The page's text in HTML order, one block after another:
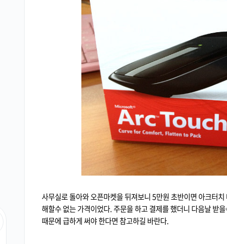
사무실로 돌아와 오픈마켓을 뒤져보니 5만원 초반이면 아크터
해할수 없는 가격이었다. 주문을 하고 결제를 했더니 다음날 받
때문에 급하게 써야 한다면 참고하길 바란다.